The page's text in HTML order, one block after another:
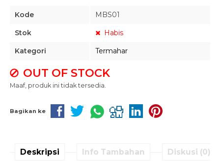
Kode MBS01
Stok Habis
Kategori Termahar
OUT OF STOCK
Maaf, produk ini tidak tersedia.
Bagikan ke
Deskripsi Info Tambahan Diskusi (0)